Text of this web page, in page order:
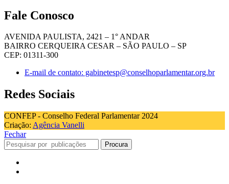
Fale Conosco
AVENIDA PAULISTA, 2421 – 1° ANDAR
BAIRRO CERQUEIRA CESAR – SÃO PAULO – SP
CEP: 01311-300
E-mail de contato: gabinetesp@conselhoparlamentar.org.br
Redes Sociais
CONFEP - Conselho Federal Parlamentar 2024
Criação: Agência Vanelli
Fechar
Procura